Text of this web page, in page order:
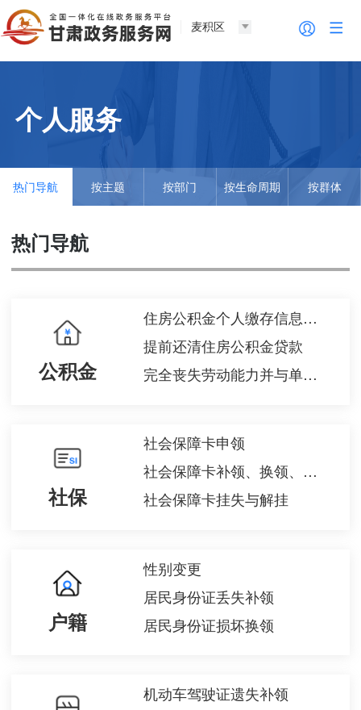
麦积区
个人服务
热门导航 按主题 按部门 按生命周期 按群体
热门导航
公积金
住房公积金个人缴存信息变更
提前还清住房公积金贷款
完全丧失劳动能力并与单位终止劳动关系提取住房公积金
社保
社会保障卡申领
社会保障卡补领、换领、换发
社会保障卡挂失与解挂
户籍
性别变更
居民身份证丢失补领
居民身份证损坏换领
机动车驾驶证遗失补领